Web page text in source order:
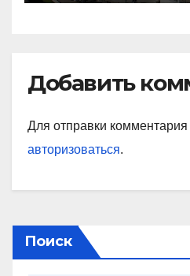
Добавить
Для отправки
авторизоваться.
Поиск